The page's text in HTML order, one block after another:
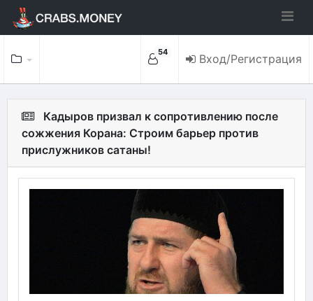
54 Вход/Регистрация
Кадыров призвал к сопротивлению после
сожжения Корана: Строим барьер против
прислужников сатаны!